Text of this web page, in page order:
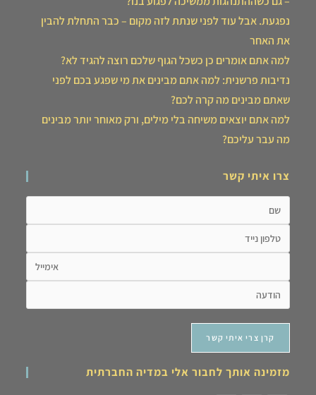
נפגעת. אבל עוד לפני שנתת לזה מקום – כבר התחלת להבין
את האחר
למה אתם אומרים כן כשכל הגוף שלכם רוצה להגיד לא?
נדיבות פרשנית: למה אתם מבינים את מי שפגע בכם לפני
שאתם מבינים מה קרה לכם?
למה אתם יוצאים משיחה בלי מילים, ורק מאוחר יותר מבינים
מה עבר עליכם?
צרו איתי קשר
מזמינה אותך לחבור אלי במדיה החברתית